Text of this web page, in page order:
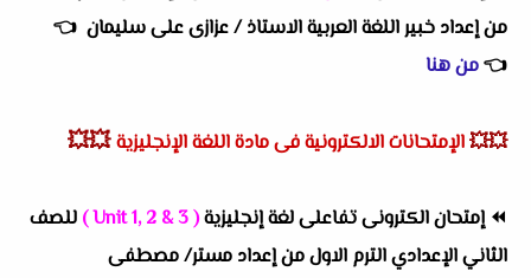
من إعداد خبير اللغة العربية الاستاذ / عزازى على سليمان 👈
👈من هنا
💥💥الإمتحانات الالكترونية فى مادة اللغة الإنجليزية 💥💥
⏪إمتحان الكترونى تفاعلى لغة إنجليزية( Unit 1, 2 & 3 )
للصف
الثاني الإعدادي الترم الاول من إعداد مستر/ مصطفى